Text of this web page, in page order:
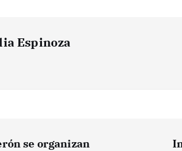
Espinoza
se organizan